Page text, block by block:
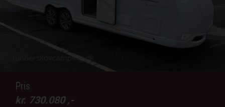
Pris
kr. 730.080 ,-